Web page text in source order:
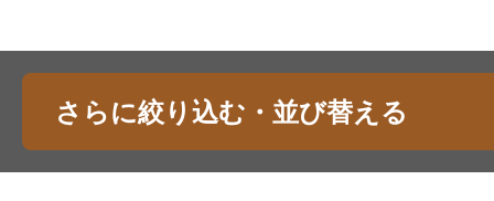
さらに絞り込む・並び替える